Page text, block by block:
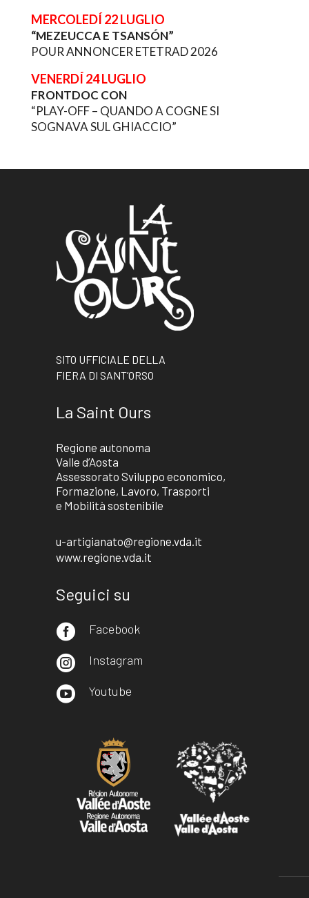
MERCOLEDÍ 22 LUGLIO
“MEZEUCCA E TSANSÓN”
POUR ANNONCER ETETRAD 2026
VENERDÍ 24 LUGLIO
FRONTDOC CON
“PLAY-OFF – QUANDO A COGNE SI
SOGNAVA SUL GHIACCIO”
SITO UFFICIALE DELLA
FIERA DI SANT’ORSO
La Saint Ours
Regione autonoma
Valle d’Aosta
Assessorato Sviluppo economico,
Formazione, Lavoro, Trasporti
e Mobilità sostenibile
u-artigianato@regione.vda.it
www.regione.vda.it
Seguici su
 Facebook
 Instagram
 Youtube